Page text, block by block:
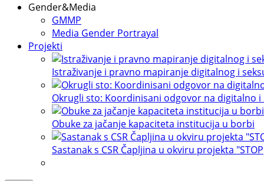
Gender&Media
GMMP
Media Gender Portrayal
Projekti
Istraživanje i pravno mapiranje digitalnog i
Okrugli sto: Koordinisani odgovor na digitalno i
Obuke za jačanje kapaciteta institucija u borbi
Sastanak s CSR Čapljina u okviru projekta "STOP